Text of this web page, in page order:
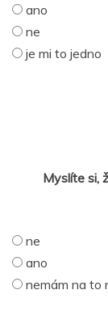
ano
ne
je mi to jedno
Myslíte si,
ne
ano
nemám na to